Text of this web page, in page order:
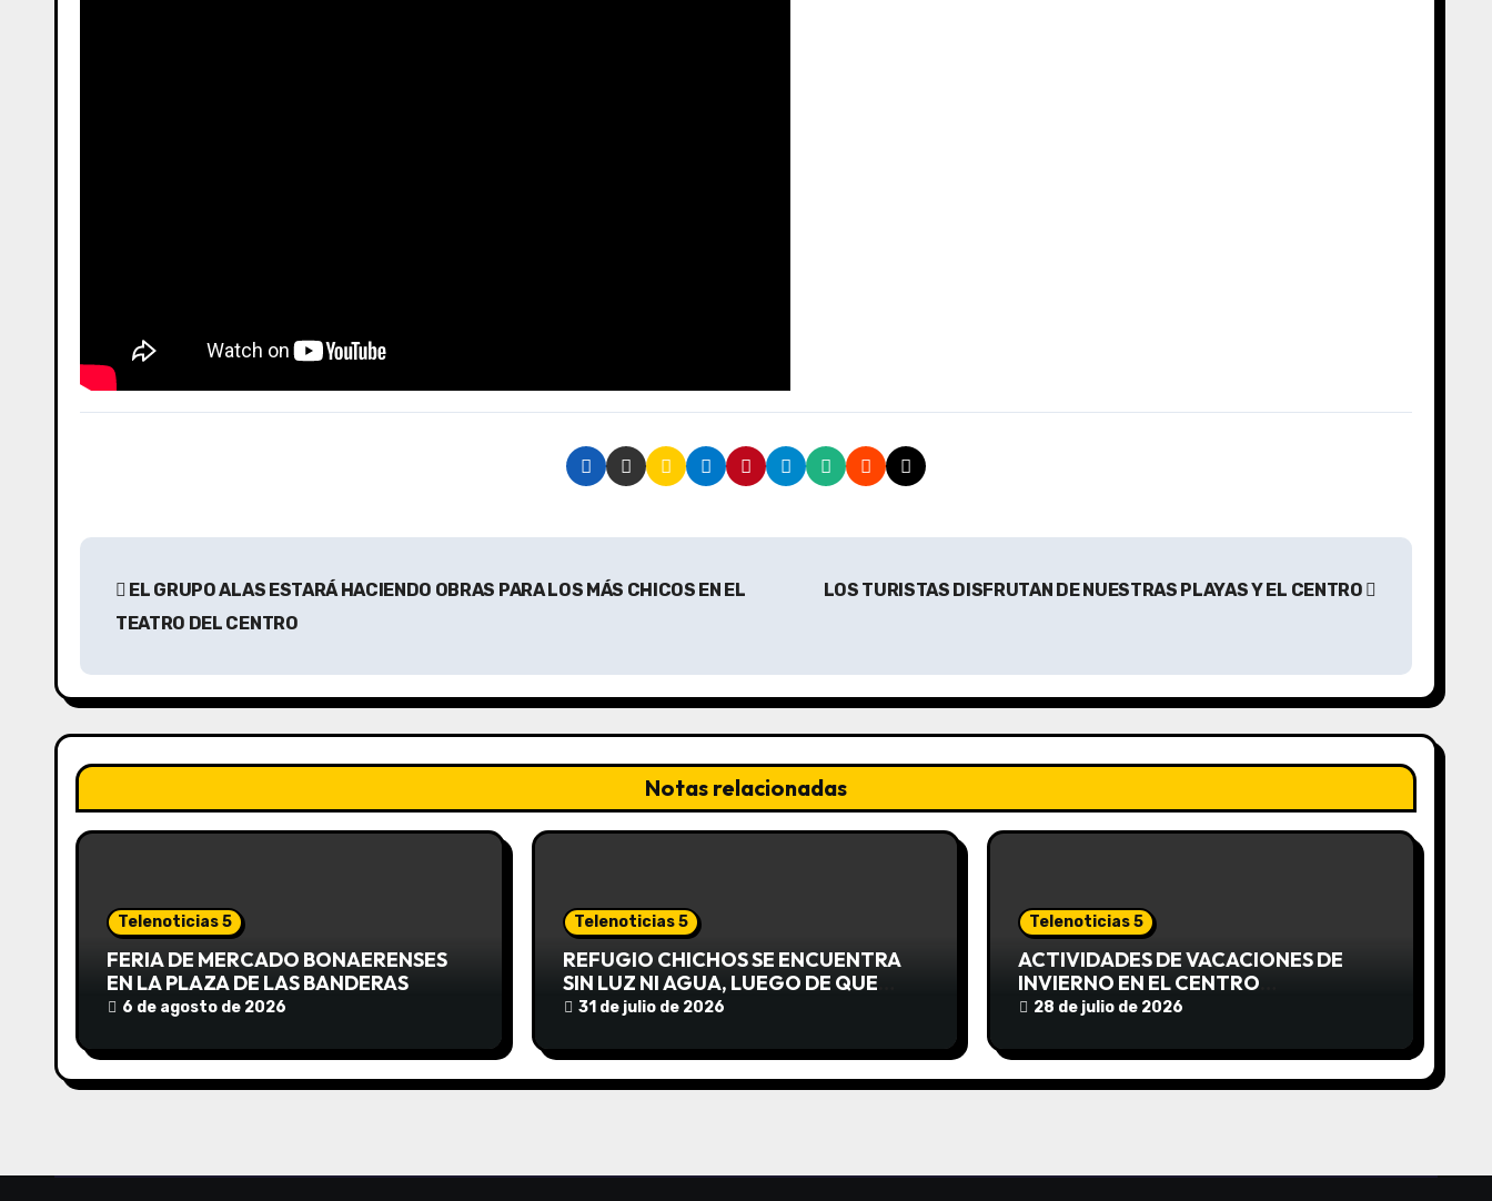
N
e
g
a
c
e
e
EL GRUPO ALAS ESTARÁ HACIENDO OBRAS PARA LOS MÁS CHICOS EN EL
TEATRO DEL CENTRO
LOS TURISTAS DISFRUTAN DE NUESTRAS PLAYAS Y EL CENTRO
Notas relacionadas
Telenoticias 5
FERIA DE MERCADO BONAERENSES
EN LA PLAZA DE LAS BANDERAS
6 de agosto de 2026
Telenoticias 5
REFUGIO CHICHOS SE ENCUENTRA
SIN LUZ NI AGUA, LUEGO DE QUE
EDEA CORTARA EL SUMINISTRO SIN
31 de julio de 2026
Telenoticias 5
ACTIVIDADES DE VACACIONES DE
INVIERNO EN EL CENTRO
COMUNITARIO EL TALA
28 de julio de 2026